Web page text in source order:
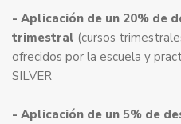
- Aplicación de un 20% de
trimestral (cursos
ofrecidos por la escuela y
SILVER
- Aplicación de un 5% de